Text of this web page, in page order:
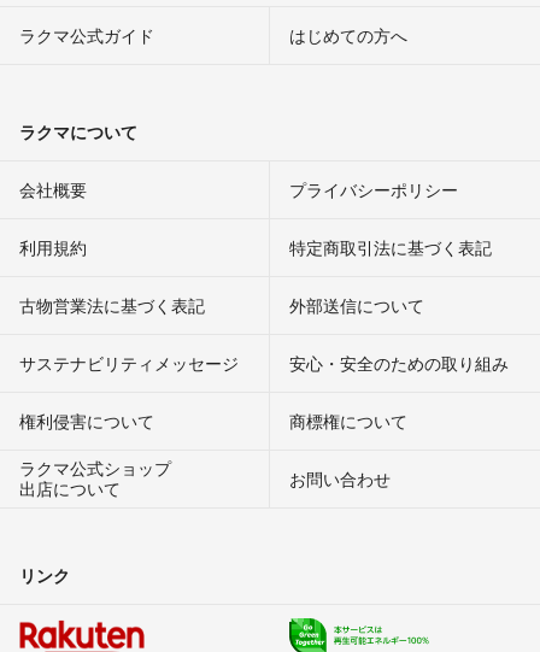
ラクマ公式ガイド はじめての方へ
ラクマについて
会社概要 プライバシーポリシー
利用規約 特定商取引法に基づく表記
古物営業法に基づく表記 外部送信について
サステナビリティメッセージ 安心・安全のための取り組み
権利侵害について
商標権について
ラクマ公式ショップ
出店について
お問い合わせ
リンク